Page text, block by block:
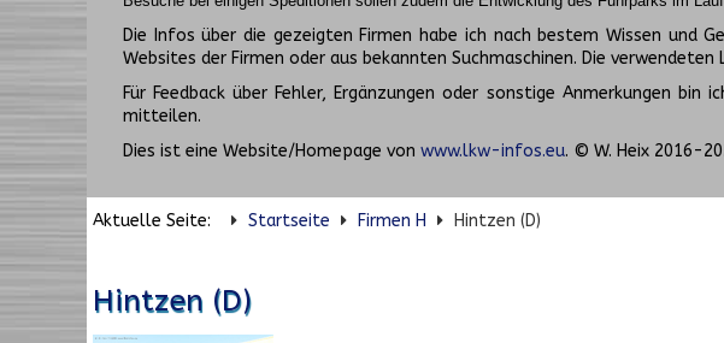
Die Infos über die gezeigten Firmen habe ich nach bestem Wissen und
Websites der Firmen oder aus bekannten Suchmaschinen. Die
Für Feedback über Fehler, Ergänzungen oder sonstige Anmerkungen
mitteilen.
Dies ist eine Website/Homepage von www.lkw-infos.eu. © W. Heix 2016-
Aktuelle Seite: Startseite Firmen H Hintzen (D)
Hintzen (D)